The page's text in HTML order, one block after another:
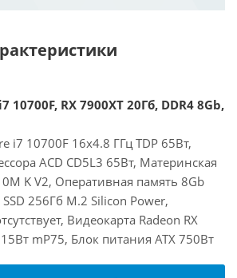
RX 7900XT 20Гб, DDR4 8Gb,
i7 10700F 16x4.8 ГГц TDP 65Вт,
ACD CD5L3 65Вт, Материнская
K V2, Оперативная память 8Gb
256Гб M.2 Silicon Power,
Видеокарта Radeon RX
mP75, Блок питания ATX 750Вт